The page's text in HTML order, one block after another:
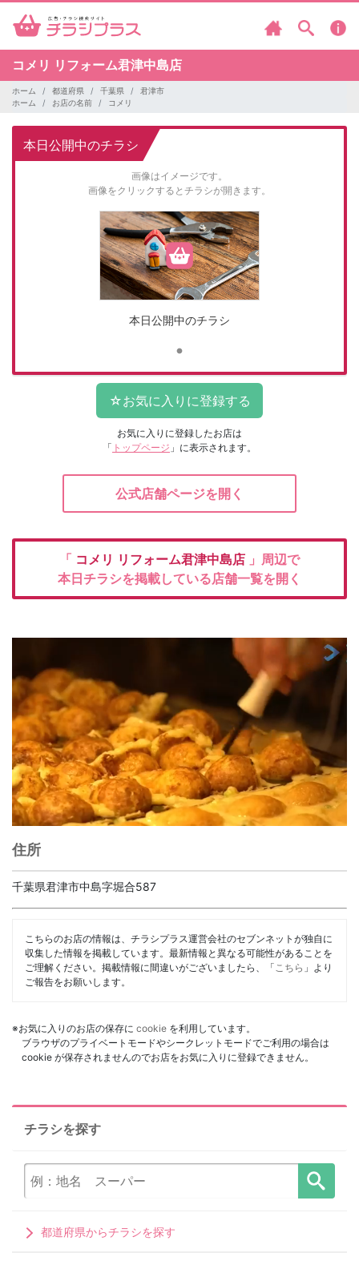
コメリ リフォーム君津中島店
ホーム 都道府県 千葉県
君津市
ホーム
お店の名前 コメリ
本日公開中のチラシ
画像はイメージです。
画像をクリックするとチラシが開きます。
本日公開中のチラシ
お気に入りに登録したお店は
「 トップページ 」に表示されます。
公式店舗ページを開く
「 コメリ リフォーム君津中島店 」周辺で
本日チラシを掲載している店舗一覧を開く
住所
千葉県君津市中島字堀合587
こちらのお店の情報は、チラシプラス運営会社のセブンネットが独自に
収集した情報を掲載しています。最新情報と異なる可能性があることを
ご理解ください。掲載情報に間違いがございましたら、「 こちら 」より
ご報告をお願いします。
※お気に入りのお店の保存に cookie を利用しています。
ブラウザのプライベートモードやシークレットモードでご利用の場合は
cookie が保存されませんのでお店をお気に入りに登録できません。
チラシを探す
都道府県からチラシを探す